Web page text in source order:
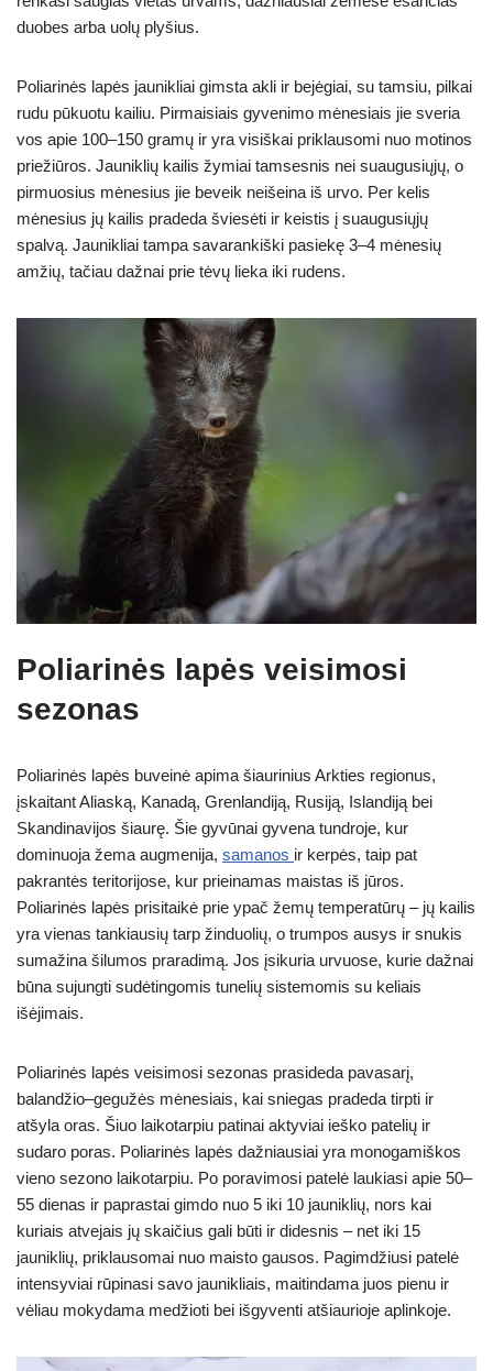
duobes arba uolų plyšius.
Poliarinės lapės jaunikliai gimsta akli ir bejėgiai, su tamsiu, pilkai
rudu pūkuotu kailiu. Pirmaisiais gyvenimo mėnesiais jie sveria
vos apie 100–150 gramų ir yra visiškai priklausomi nuo motinos
priežiūros. Jauniklių kailis žymiai tamsesnis nei suaugusiųjų, o
pirmuosius mėnesius jie beveik neišeina iš urvo. Per kelis
mėnesius jų kailis pradeda šviesėti ir keistis į suaugusiųjų
spalvą. Jaunikliai tampa savarankiški pasiekę 3–4 mėnesių
amžių, tačiau dažnai prie tėvų lieka iki rudens.
Poliarinės lapės veisimosi
sezonas
Poliarinės lapės buveinė apima šiaurinius Arkties regionus,
įskaitant Aliaską, Kanadą, Grenlandiją, Rusiją, Islandiją bei
Skandinavijos šiaurę. Šie gyvūnai gyvena tundroje, kur
dominuoja žema augmenija, samanos ir kerpės, taip pat
pakrantės teritorijose, kur prieinamas maistas iš jūros.
Poliarinės lapės prisitaikė prie ypač žemų temperatūrų – jų kailis
yra vienas tankiausių tarp žinduolių, o trumpos ausys ir snukis
sumažina šilumos praradimą. Jos įsikuria urvuose, kurie dažnai
būna sujungti sudėtingomis tunelių sistemomis su keliais
išėjimais.
Poliarinės lapės veisimosi sezonas prasideda pavasarį,
balandžio–gegužės mėnesiais, kai sniegas pradeda tirpti ir
atšyla oras. Šiuo laikotarpiu patinai aktyviai ieško patelių ir
sudaro poras. Poliarinės lapės dažniausiai yra monogamiškos
vieno sezono laikotarpiu. Po poravimosi patelė laukiasi apie 50–
55 dienas ir paprastai gimdo nuo 5 iki 10 jauniklių, nors kai
kuriais atvejais jų skaičius gali būti ir didesnis – net iki 15
jauniklių, priklausomai nuo maisto gausos. Pagimdžiusi patelė
intensyviai rūpinasi savo jaunikliais, maitindama juos pienu ir
vėliau mokydama medžioti bei išgyventi atšiaurioje aplinkoje.